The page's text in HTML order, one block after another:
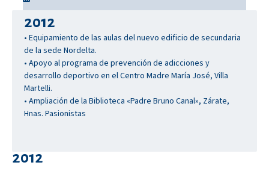
2012
• Equipamiento de las aulas del nuevo edificio de secundaria
de la sede Nordelta.
• Apoyo al programa de prevención de adicciones y
desarrollo deportivo en el Centro Madre María José, Villa
Martelli.
• Ampliación de la Biblioteca «Padre Bruno Canal», Zárate,
Hnas. Pasionistas
2012